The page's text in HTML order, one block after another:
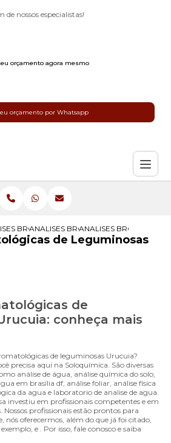
nossos especialistas!
orçamento agora mesmo
orçamento por Whatsapp
BROMATOLOGICAS
ANALISES BROMATOLOGICAS PARA
ANALISES
de Leguminosas
de
conheça mais
de leguminosas Urucuia?
precisa aqui na Soloquímica. São diversas
análise de água, análise química do solo,
em brasília df, análise foliar, análise física
da agua e laboratorio de analise de agua.
investiu em profissionais competentes e em
profissionais estão prontos para
nós oferecermos, além do que já foi citado,
e . Por isso, fale conosco e saiba